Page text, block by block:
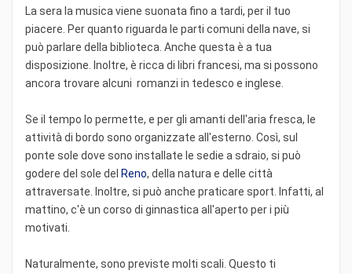
La sera la musica viene suonata fino a tardi, per il tuo
piacere. Per quanto riguarda le parti comuni della nave, si
può parlare della biblioteca. Anche questa è a tua
disposizione. Inoltre, è ricca di libri francesi, ma si possono
ancora trovare alcuni romanzi in tedesco e inglese.
Se il tempo lo permette, e per gli amanti dell'aria fresca, le
attività di bordo sono organizzate all'esterno. Così, sul
ponte sole dove sono installate le sedie a sdraio, si può
godere del sole del Reno, della natura e delle città
attraversate. Inoltre, si può anche praticare sport. Infatti, al
mattino, c'è un corso di ginnastica all'aperto per i più
motivati.
Naturalmente, sono previste molti scali. Questo ti